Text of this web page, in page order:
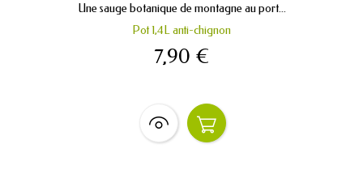
Une sauge botanique de montagne au port...
Pot 1,4L anti-chignon
7,90 €